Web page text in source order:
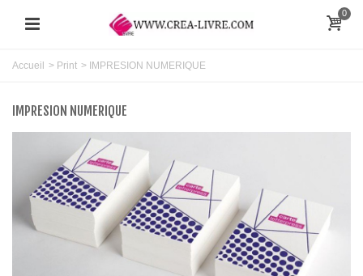
0
Accueil > Print > IMPRESION NUMERIQUE
IMPRESION NUMERIQUE